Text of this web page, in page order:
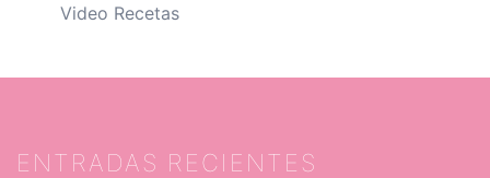
Video Recetas
ENTRADAS RECIENTES